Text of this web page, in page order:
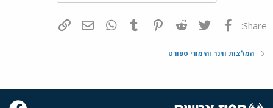
Share: פייסבוק Twitter
Reddit
Pinterest
Tumblr
WhatsAppדואר אלקטרוני
המלצות ווינר והימורי ספורט